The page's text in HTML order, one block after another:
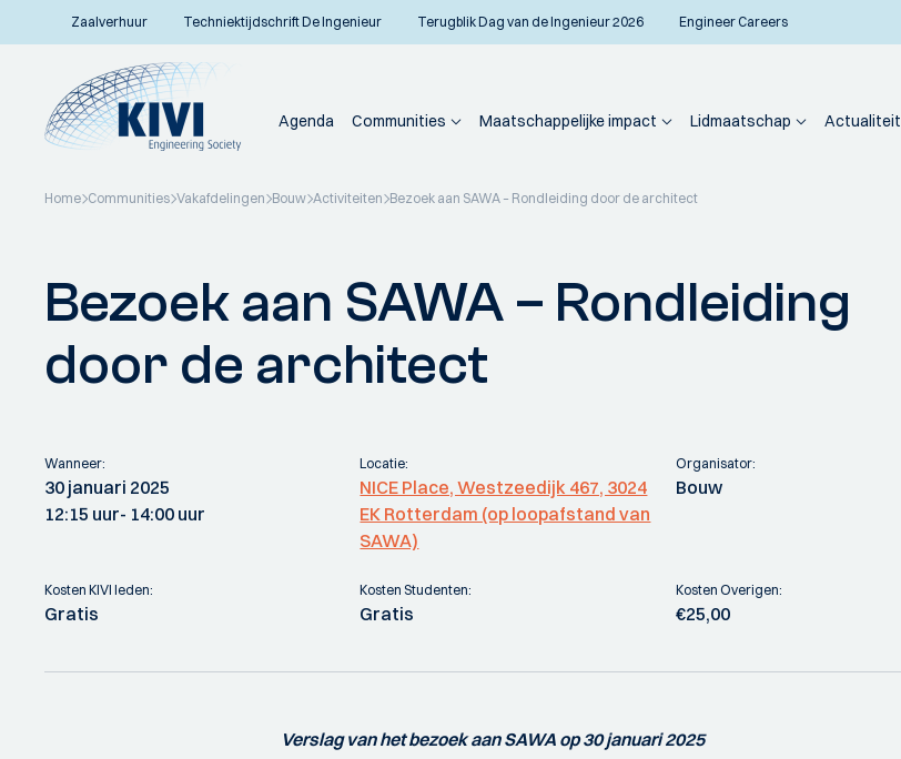
Zaalverhuur Techniektijdschrift De Ingenieur Terugblik Dag van de Ingenieur 2026 Engineer Careers
Agenda Communities Maatschappelijke impact Lidmaatschap Actualiteit
Home Communities Vakafdelingen Bouw Activiteiten Bezoek aan SAWA – Rondleiding door de architect
Bezoek aan SAWA – Rondleiding
door de architect
Wanneer:
30 januari 2025
12:15 uur- 14:00 uur
Locatie:
NICE Place, Westzeedijk 467, 3024
EK Rotterdam (op loopafstand van
SAWA)
Organisator:
Bouw
Kosten KIVI leden:
Gratis
Kosten Studenten:
Gratis
Kosten Overigen:
€25,00
Verslag van het bezoek aan SAWA op 30 januari 2025